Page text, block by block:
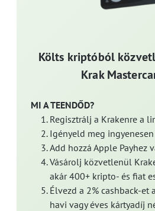
Költs kriptóból
Krak
MI A TEENDŐD?
Regisztrálj a Krakenre a
Igényeld meg
Add hozzá Apple Payhez
Vásárolj közvetlenül
akár 400+ kripto- és fiat
Élvezd a 2% cashback-et
havi vagy éves kártyadíj